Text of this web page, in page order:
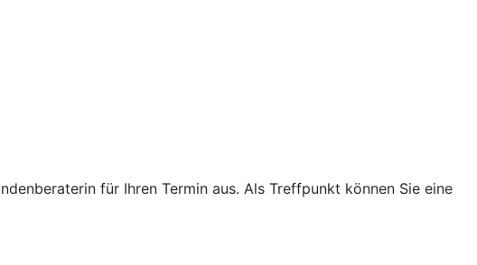
für Ihren Termin aus. Als Treffpunkt können Sie eine